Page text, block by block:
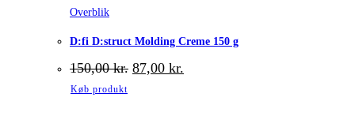
Overblik
D:fi D:struct Molding Creme 150 g
150,00kr. Den
oprindelige
87,00 kr.
aktuelle
Køb produkt